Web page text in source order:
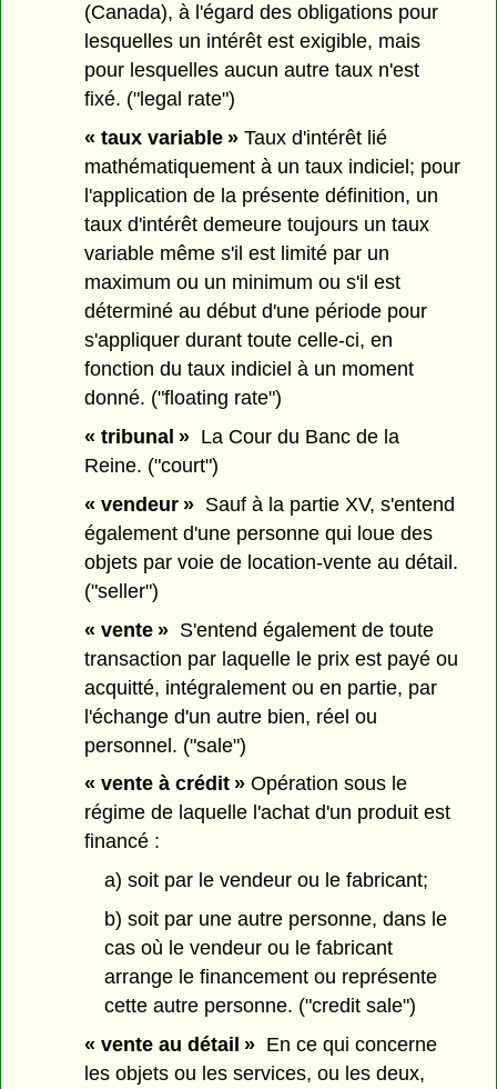
(Canada), à l'égard des obligations pour
lesquelles un intérêt est exigible, mais
pour lesquelles aucun autre taux n'est
fixé. ("legal rate")
« taux variable » Taux d'intérêt lié
mathématiquement à un taux indiciel; pour
l'application de la présente définition, un
taux d'intérêt demeure toujours un taux
variable même s'il est limité par un
maximum ou un minimum ou s'il est
déterminé au début d'une période pour
s'appliquer durant toute celle-ci, en
fonction du taux indiciel à un moment
donné. ("floating rate")
« tribunal » La Cour du Banc de la
Reine. ("court")
« vendeur » Sauf à la partie XV, s'entend
également d'une personne qui loue des
objets par voie de location-vente au détail.
("seller")
« vente » S'entend également de toute
transaction par laquelle le prix est payé ou
acquitté, intégralement ou en partie, par
l'échange d'un autre bien, réel ou
personnel. ("sale")
« vente à crédit » Opération sous le
régime de laquelle l'achat d'un produit est
financé :
a) soit par le vendeur ou le fabricant;
b) soit par une autre personne, dans le
cas où le vendeur ou le fabricant
arrange le financement ou représente
cette autre personne. ("credit sale")
« vente au détail » En ce qui concerne
les objets ou les services, ou les deux,